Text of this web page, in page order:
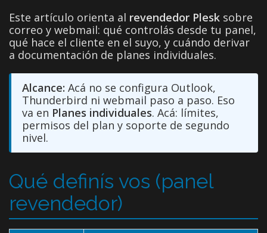
Este artículo orienta al revendedor Plesk sobre
correo y webmail: qué controlás desde tu panel,
qué hace el cliente en el suyo, y cuándo derivar
a documentación de planes individuales.
Alcance: Acá no se configura Outlook,
Thunderbird ni webmail paso a paso. Eso
va en Planes individuales. Acá: límites,
permisos del plan y soporte de segundo
nivel.
Qué definís vos (panel
revendedor)